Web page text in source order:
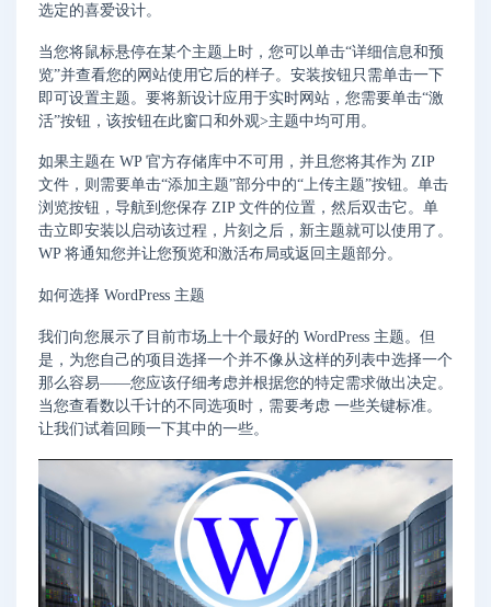
选定的喜爱设计。
当您将鼠标悬停在某个主题上时，您可以单击“详细信息和预
览”并查看您的网站使用它后的样子。安装按钮只需单击一下
即可设置主题。要将新设计应用于实时网站，您需要单击“激
活”按钮，该按钮在此窗口和外观>主题中均可用。
如果主题在 WP 官方存储库中不可用，并且您将其作为 ZIP
文件，则需要单击“添加主题”部分中的“上传主题”按钮。单击
浏览按钮，导航到您保存 ZIP 文件的位置，然后双击它。单
击立即安装以启动该过程，片刻之后，新主题就可以使用了。
WP 将通知您并让您预览和激活布局或返回主题部分。
如何选择 WordPress 主题
我们向您展示了目前市场上十个最好的 WordPress 主题。但
是，为您自己的项目选择一个并不像从这样的列表中选择一个
那么容易——您应该仔细考虑并根据您的特定需求做出决定。
当您查看数以千计的不同选项时，需要考虑 一些关键标准。
让我们试着回顾一下其中的一些。